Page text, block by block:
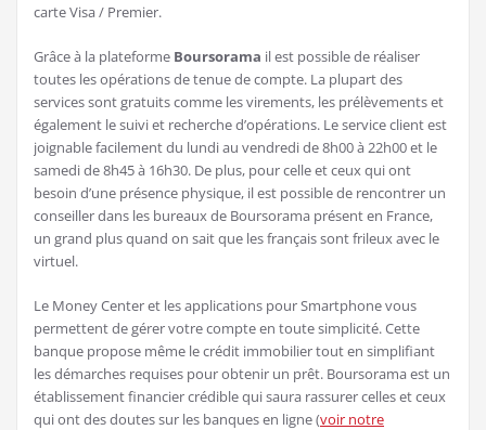
carte Visa / Premier.
Grâce à la plateforme Boursorama il est possible de réaliser
toutes les opérations de tenue de compte. La plupart des
services sont gratuits comme les virements, les prélèvements et
également le suivi et recherche d’opérations. Le service client est
joignable facilement du lundi au vendredi de 8h00 à 22h00 et le
samedi de 8h45 à 16h30. De plus, pour celle et ceux qui ont
besoin d’une présence physique, il est possible de rencontrer un
conseiller dans les bureaux de Boursorama présent en France,
un grand plus quand on sait que les français sont frileux avec le
virtuel.
Le Money Center et les applications pour Smartphone vous
permettent de gérer votre compte en toute simplicité. Cette
banque propose même le crédit immobilier tout en simplifiant
les démarches requises pour obtenir un prêt. Boursorama est un
établissement financier crédible qui saura rassurer celles et ceux
qui ont des doutes sur les banques en ligne (voir notre